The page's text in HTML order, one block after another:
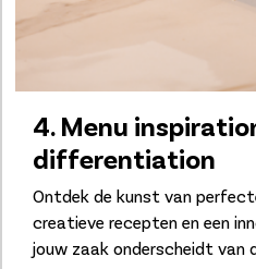
4. Menu
differentiation
Ontdek de kunst van
creatieve recepten en een
jouw zaak onderscheidt van